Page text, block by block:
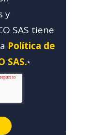
y
SAS tiene
Política de
SAS.*